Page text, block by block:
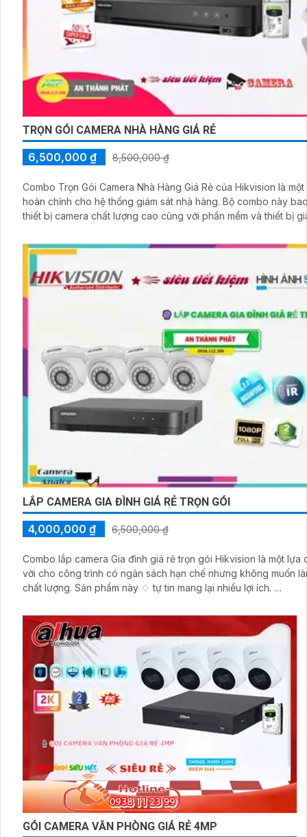
TRỌN GÓI CAMERA NHÀ HÀNG GIÁ RẺ
6,500,000 ₫ 8,500,000 ₫
Combo Trọn Gói Camera Nhà Hàng Giá Rẻ của Hikvision là
hoàn chỉnh cho hệ thống giám sát nhà hàng. Bộ combo này bao gồm các
thiết bị camera chất lượng cao cùng với phần mềm và thiết bị
Camera trong combo được trang bị công nghệ thu hình ổn định, 📸
cho hình ảnh được chiếu rõ ràng và không bị nhiễu
LẮP CAMERA GIA ĐÌNH GIÁ RẺ TRỌN GÓI
4,000,000 ₫ 6,500,000 ₫
Combo lắp camera Gia đình giá rẻ trọn gói Hikvision là một lựa
vời cho công trình có ngân sách hạn chế nhưng không muốn
chất lượng. Sản phẩm này ♢ tự tin mang lại nhiều lợi ích.
việc mua từng phụ kiện riêng lẻ
GÓI CAMERA VĂN PHÒNG GIÁ RẺ 4MP